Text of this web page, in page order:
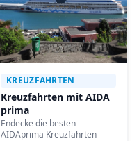
KREUZFAHRTEN
Kreuzfahrten mit AIDA
prima
Endecke die besten
AIDAprima Kreuzfahrten